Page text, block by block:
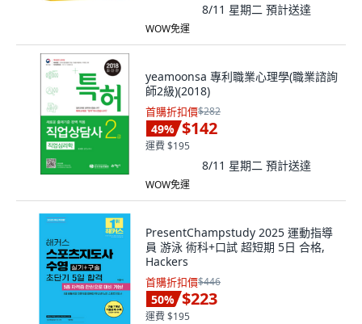
8/11 星期二 預計送達
WOW免運
yeamoonsa 專利職業心理學(職業諮詢
師2級)(2018)
首購折扣價$282
49% $142
運費 $195
8/11 星期二 預計送達
WOW免運
PresentChampstudy 2025 運動指導
員 游泳 術科+口試 超短期 5日 合格,
Hackers
首購折扣價$446
50% $223
運費 $195